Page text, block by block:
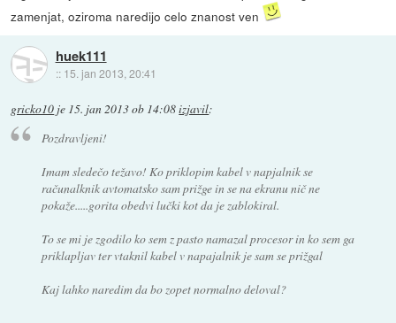
zamenjat, oziroma naredijo celo znanost ven
huek111
:: 15. jan 2013, 20:41
gricko10 je 15. jan 2013 ob 14:08izjavil:
Pozdravljeni!
Imam sledečo težavo! Ko priklopim kabel v napjalnik se
računalknik avtomatsko sam prižge in se na ekranu nič ne
pokaže.....gorita obedvi lučki kot da je zablokiral.
To se mi je zgodilo ko sem z pasto namazal procesor in ko sem ga
priklapljav ter vtaknil kabel v napajalnik je sam se prižgal
Kaj lahko naredim da bo zopet normalno deloval?